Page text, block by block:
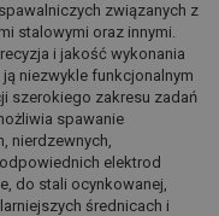
związanych z
stalowymi oraz innymi.
i jakość wykonania
niezwykle funkcjonalnym
szerokiego zakresu zadań
spawanie
nierdzewnych,
elektrod
do stali ocynkowanej,
średnicach i